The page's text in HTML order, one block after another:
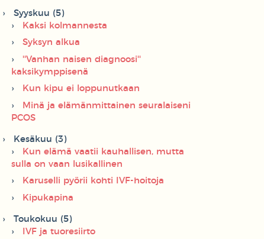
Syyskuu (5)
Kaksi kolmannesta
Syksyn alkua
''Vanhan naisen diagnoosi''
kaksikymppisenä
Kun kipu ei loppunutkaan
Minä ja elämänmittainen seuralaiseni
PCOS
Kesäkuu (3)
Kun elämä vaatii kauhallisen, mutta
sulla on vaan lusikallinen
Karuselli pyörii kohti IVF-hoitoja
Kipukapina
Toukokuu (5)
IVF ja tuoresiirto